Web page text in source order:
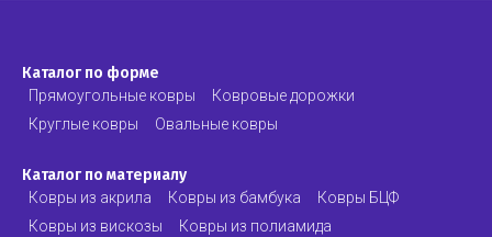
Каталог по форме
Прямоугольные ковры
Ковровые дорожки
Круглые ковры
Овальные ковры
Каталог по материалу
Ковры из акрила Ковры из бамбука
Ковры БЦФ
Ковры из вискозы
Ковры из полиамида